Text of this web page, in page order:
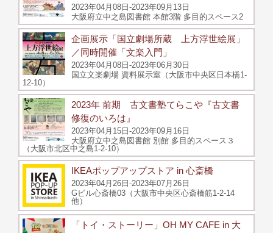
2023年04月08日-2023年09月13日
大阪府立中之島図書館 本館3階 多目的スペース2
企画展示「国立劇場所蔵 上方浮世絵展」
／同時開催「文楽入門」
2023年04月08日-2023年06月30日
国立文楽劇場 資料展示室（大阪市中央区日本橋1-
12-10）
2023年 前期 古文書塾てらこや『古文書
修復のいろは』
2023年04月15日-2023年09月16日
大阪府立中之島図書館 別館 多目的スペース３
（大阪市北区中之島1-2-10）
IKEAポップアップストア in 心斎橋
2023年04月26日-2023年07月26日
Gビル心斎橋03（大阪市中央区心斎橋筋1-2-14
他）
「トイ・ストーリー」OH MY CAFE in 大